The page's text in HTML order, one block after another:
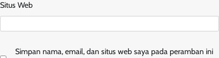
Situs Web
Simpan nama, email, dan situs web saya pada peramban ini